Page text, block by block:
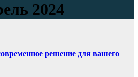
2024
решение для вашего